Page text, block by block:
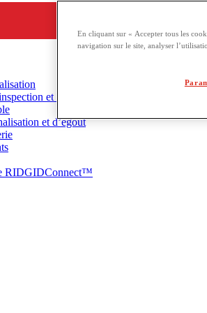
et localisation
et d’égout
RIDGIDConnect™
En cliquant sur « Accepter tous les
navigation sur le site, analyser